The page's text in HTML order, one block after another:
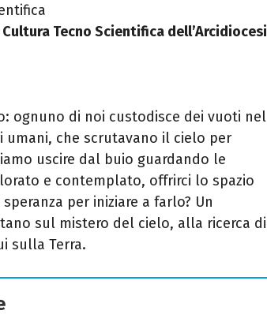
Tecno Scientifica dell’Arcidiocesi
ognuno di noi custodisce dei vuoti nel
umani, che scrutavano il cielo per
uscire dal buio guardando le
e contemplato, offrirci lo spazio
per iniziare a farlo? Un
sul mistero del cielo, alla ricerca di
sulla Terra.